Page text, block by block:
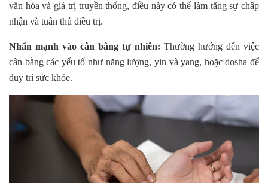
văn hóa và giá trị truyền thống, điều này có thể làm tăng sự chấp
nhận và tuân thủ điều trị.
Nhấn mạnh vào cân bằng tự nhiên: Thường hướng đến việc
cân bằng các yếu tố như năng lượng, yin và yang, hoặc dosha để
duy trì sức khỏe.